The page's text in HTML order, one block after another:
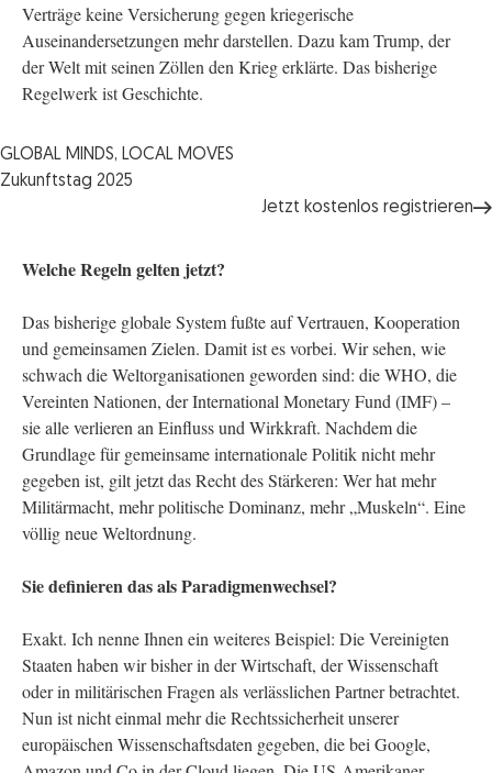
Verträge keine Versicherung gegen kriegerische
Auseinandersetzungen mehr darstellen. Dazu kam Trump, der
der Welt mit seinen Zöllen den Krieg erklärte. Das bisherige
Regelwerk ist Geschichte.
GLOBAL MINDS, LOCAL MOVES
Zukunftstag 2025
Jetzt kostenlos registrieren
Welche Regeln gelten jetzt?
Das bisherige globale System fußte auf Vertrauen, Kooperation
und gemeinsamen Zielen. Damit ist es vorbei. Wir sehen, wie
schwach die Weltorganisationen geworden sind: die WHO, die
Vereinten Nationen, der International Monetary Fund (IMF) –
sie alle verlieren an Einfluss und Wirkkraft. Nachdem die
Grundlage für gemeinsame internationale Politik nicht mehr
gegeben ist, gilt jetzt das Recht des Stärkeren: Wer hat mehr
Militärmacht, mehr politische Dominanz, mehr „Muskeln“. Eine
völlig neue Weltordnung.
Sie definieren das als Paradigmenwechsel?
Exakt. Ich nenne Ihnen ein weiteres Beispiel: Die Vereinigten
Staaten haben wir bisher in der Wirtschaft, der Wissenschaft
oder in militärischen Fragen als verlässlichen Partner betrachtet.
Nun ist nicht einmal mehr die Rechtssicherheit unserer
europäischen Wissenschaftsdaten gegeben, die bei Google,